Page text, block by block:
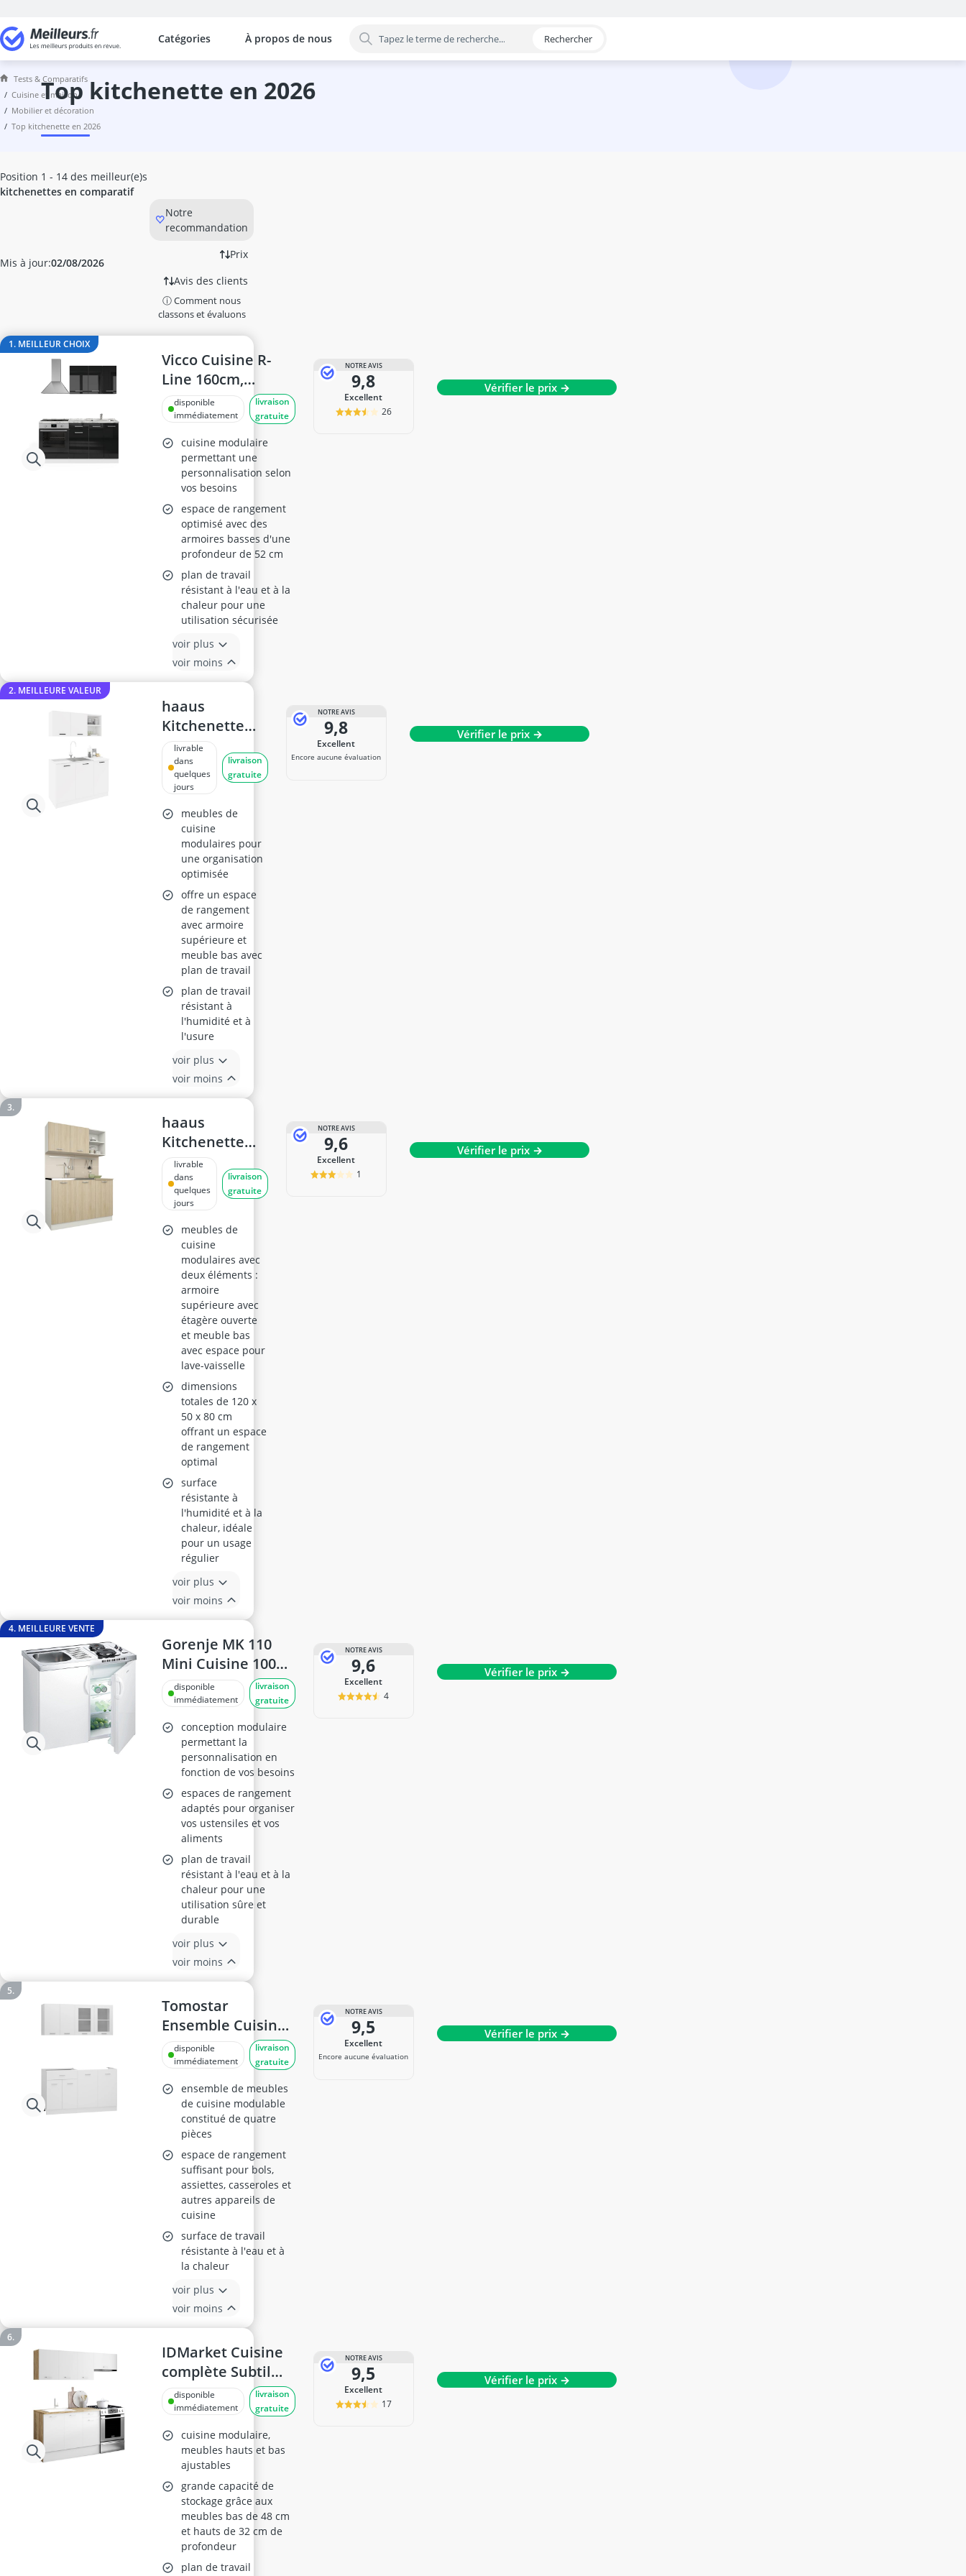
Catégories
Les comparaisons les plus populaires par catégorie
Cuisine et Maison
accessoires WC
aiguilles à tricoter
aiguiseur couteau électrique
Aiguiseur de couteaux électrique
airfryer 2 compartiments
ampoule four
ampoule LED G4
ampoule LED GU10 blanc froid
ampoule r7s 78mm
ampoules LED GU10
Anneau d'assise
Anti-poil pour machine à laver
Antivol remorque
À propos de nous Rechercher
Tests & Comparatifs
cuisine et maison
mobilier et décoration
top kitchenette en 2026
top kitchenette en 2026
Mis à jour:02/08/2026
Position 1 - 14 des meilleur(e)s
kitchenettes en comparatif
Notre
recommandation
Prix
Avis des clients
ⓘ Comment nous
classons et évaluons
1. MEILLEUR CHOIX
Vicco Cuisine R-
Line 160cm,
Noir/Blanc,
Meuble Four
disponible
immédiatement
livraison
gratuite
cuisine modulaire
permettant une
personnalisation selon
vos besoins
espace de rangement
optimisé avec des
armoires basses d'une
profondeur de 52 cm
plan de travail
résistant à l'eau et à la
chaleur pour une
utilisation sécurisée
voir plus
voir moins
NOTRE AVIS
9,8
Excellent
26
Vérifier le prix →
2. MEILLEURE VALEUR
haaus
Kitchenette
Ara Blanc L120
cm
livrable
dans
quelques
jours
livraison
gratuite
meubles de
cuisine
modulaires pour
une organisation
optimisée
offre un espace
de rangement
avec armoire
supérieure et
meuble bas avec
plan de travail
plan de travail
résistant à
l'humidité et à
l'usure
voir plus
voir moins
NOTRE AVIS
9,8
Excellent
Encore aucune évaluation
Vérifier le prix →
haaus
Kitchenette
Ara 120 cm,
chêne
Sonoma/blanc
livrable
dans
quelques
jours
livraison
gratuite
meubles de
cuisine
modulaires avec
deux éléments :
armoire
supérieure avec
étagère ouverte
et meuble bas
avec espace pour
lave-vaisselle
dimensions
totales de 120 x
50 x 80 cm
offrant un espace
de rangement
optimal
surface
résistante à
l'humidité et à la
chaleur, idéale
pour un usage
régulier
voir plus
voir moins
NOTRE AVIS
9,6
Excellent
1
Vérifier le prix →
4. MEILLEURE VENTE
Gorenje MK 110
Mini Cuisine 100
cm Blanc
disponible
immédiatement
livraison
gratuite
conception modulaire
permettant la
personnalisation en
fonction de vos besoins
espaces de rangement
adaptés pour organiser
vos ustensiles et vos
aliments
plan de travail
résistant à l'eau et à la
chaleur pour une
utilisation sûre et
durable
voir plus
voir moins
NOTRE AVIS
9,6
Excellent
4
Vérifier le prix →
Tomostar
Ensemble Cuisine
Complète 140 cm
disponible
immédiatement
livraison
gratuite
ensemble de meubles
de cuisine modulable
constitué de quatre
pièces
espace de rangement
suffisant pour bols,
assiettes, casseroles et
autres appareils de
cuisine
surface de travail
résistante à l'eau et à
la chaleur
voir plus
voir moins
NOTRE AVIS
9,5
Excellent
Encore aucune évaluation
Vérifier le prix →
IDMarket Cuisine
complète Subtil
180 cm
disponible
immédiatement
livraison
gratuite
cuisine modulaire,
meubles hauts et bas
ajustables
grande capacité de
stockage grâce aux
meubles bas de 48 cm
et hauts de 32 cm de
profondeur
plan de travail
NOTRE AVIS
9,5
Excellent
17
Vérifier le prix →